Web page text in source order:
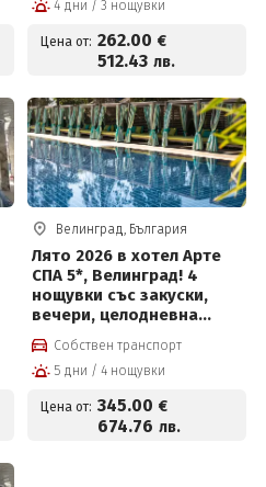
4 дни / 3 нощувки
Цена от: 262.00 €
512.43 лв.
Велинград, България
Лято 2026 в хотел Арте
СПА 5*, Велинград! 4
нощувки със закуски,
вечери, целодневна
детска анимация,
вътрешен и външен
басейн с минерална вода
и СПА пакет и Безплатно
за деца до 12 г
Собствен транспорт
5 дни / 4 нощувки
Цена от: 345.00 €
674.76 лв.